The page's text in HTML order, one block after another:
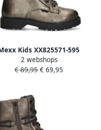
Kids XX825571-595
Meisjes Biker Boots Goud
Leer Veters
2 webshops
€ 89,95 € 69,95